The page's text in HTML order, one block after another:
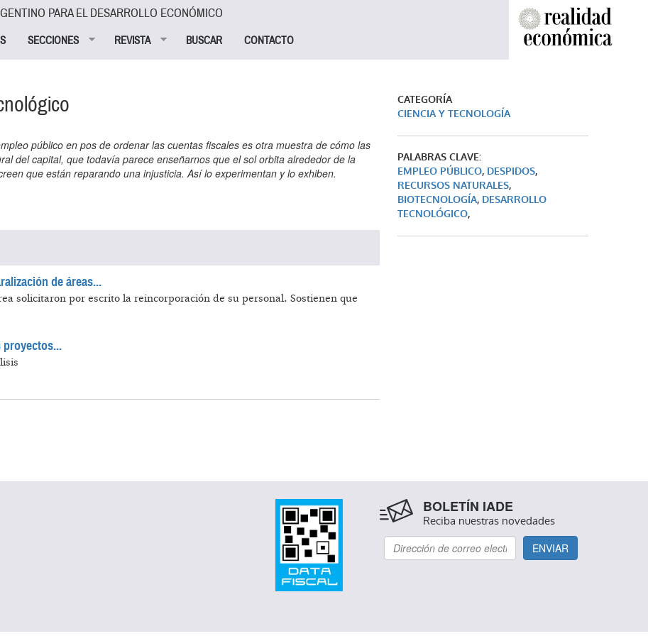
PARA EL DESARROLLO ECONÓMICO
SECCIONES REVISTA BUSCAR CONTACTO
público en pos de ordenar las cuentas fiscales es otra muestra de cómo las
del capital, que todavía parece enseñarnos que el sol orbita alrededor de la
que están reparando una injusticia. Así lo experimentan y lo exhiben.
de áreas...
solicitaron por escrito la reincorporación de su personal. Sostienen que
proyectos...
CATEGORÍA
CIENCIA Y TECNOLOGÍA
PALABRAS CLAVE:
EMPLEO PÚBLICO, DESPIDOS,
RECURSOS NATURALES,
BIOTECNOLOGÍA, DESARROLLO
TECNOLÓGICO,
BOLETÍN IADE
Reciba nuestras novedades
ENVIAR